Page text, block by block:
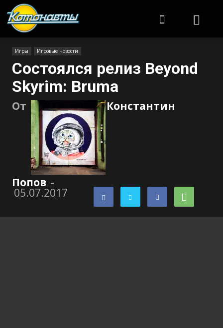
Игры Игровые новости
Состоялся релиз Beyond
Skyrim: Bruma
От Константин
Попов -
05.07.2017